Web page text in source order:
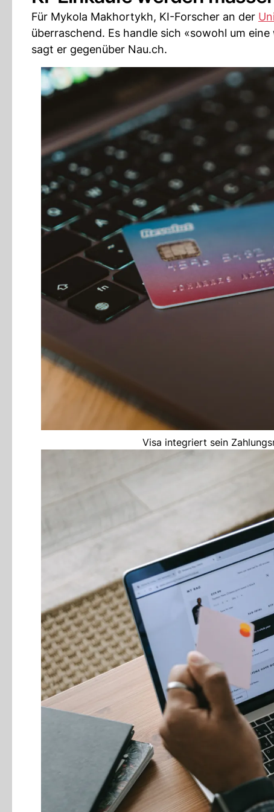
Für Mykola Makhortykh, KI-Forscher an der
überraschend. Es handle sich «sowohl um
sagt er gegenüber Nau.ch.
Visa integriert sein